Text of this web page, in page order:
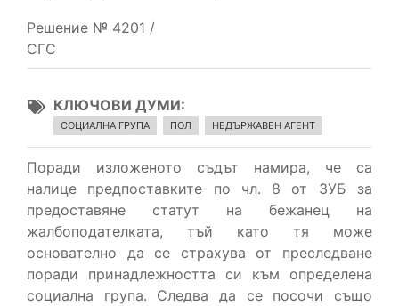
Решение № 4201 /
СГС
КЛЮЧОВИ ДУМИ
СОЦИАЛНА ГРУПА ПОЛ НЕДЪРЖАВЕН АГЕНТ
Поради изложеното съдът намира, че са
налице предпоставките по чл. 8 от ЗУБ за
предоставяне статут на бежанец на
жалбоподателката, тъй като тя може
основателно да се страхува от преследване
поради принадлежността си към определена
социална група. Следва да се посочи също